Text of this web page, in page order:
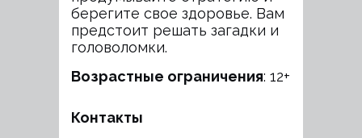
берегите свое здоровье. Вам
предстоит решать загадки и
головоломки.
Возрастные ограничения: 12+
Контакты